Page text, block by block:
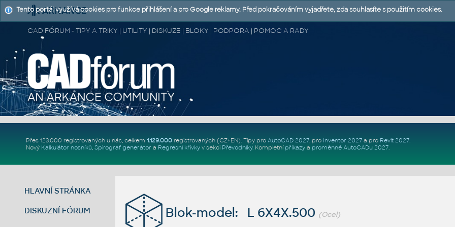
CAD FÓRUM - TIPY A TRIKY | UTILITY | DISKUZE | BLOKY | PODPORA | POMOC A RADY
Přes 123.000 registrovaných u nás, celkem 1.129.000registrovaných (CZ+EN). Tipy pro AutoCAD 2027, pro Inventor 2027a pro Revit 2027.
Nový Kalkulátor nosníků, Spirograf generátor a Regresní křivkyv sekci Převodníky. Kompletní příkazya proměnné AutoCADu 2027.
HLAVNÍ STRÁNKA
DISKUZNÍ FÓRUM Blok-model: L 6X4X.500 (Ocel)
Tento portál využívá cookies pro funkce přihlášení a pro Google reklamy. Před pokračováním vyjadřete, zda souhlasíte s použitím cookies.